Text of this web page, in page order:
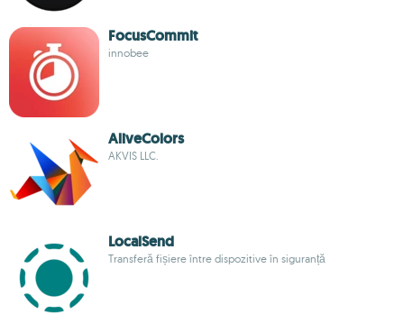
FocusCommit
innobee
AliveColors
AKVIS LLC.
LocalSend
Transferă fișiere între dispozitive în siguranță